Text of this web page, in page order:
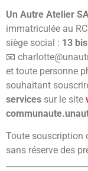
Un Autre Atelier
immatriculée au
siège social : 13
📧
et toute personne
souhaitant
services sur le site
Toute souscription
sans réserve des